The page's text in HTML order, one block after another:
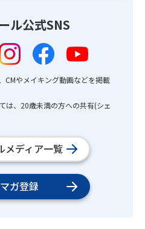
ル公式SNS
CMやメイキング動画などを掲載
は、20歳未満の方への共有(シェ
メディア一覧
ガ登録